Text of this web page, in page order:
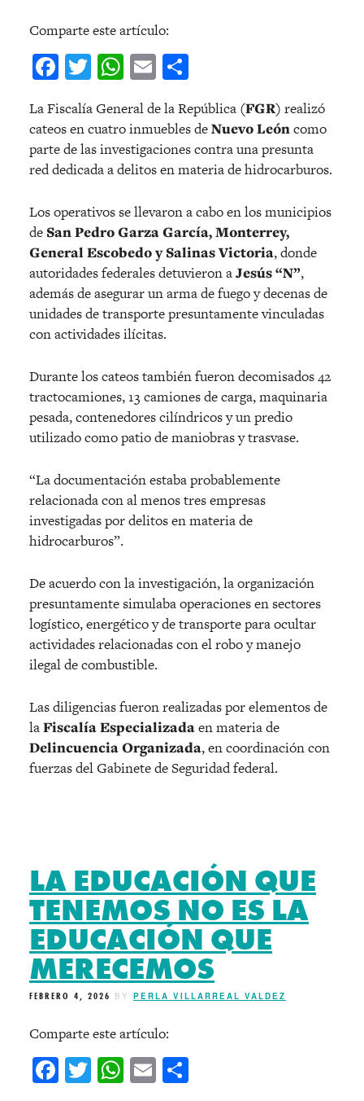
Comparte este artículo:
Facebook
Twitter
WhatsApp
Email
La Fiscalía General de la República (FGR) realizó
cateos en cuatro inmuebles deNuevo Leóncomo
parte de las investigaciones contra una presunta
red dedicada a delitos en materia de hidrocarburos.
Los operativos se llevaron a cabo en los municipios
de San Pedro Garza García, Monterrey,
General Escobedo y Salinas Victoria, donde
autoridades federales detuvieron aJesús “N”,
además de asegurar un arma de fuego y decenas de
unidades de transporte presuntamente vinculadas
con actividades ilícitas.
Durante los cateos también fueron decomisados 42
tractocamiones, 13 camiones de carga, maquinaria
pesada, contenedores cilíndricos y un predio
utilizado como patio de maniobras y trasvase.
“La documentación estaba probablemente
relacionada con al menos tres empresas
investigadas por delitos en materia de
hidrocarburos”.
De acuerdo con la investigación, la organización
presuntamente simulaba operaciones en sectores
logístico, energético y de transporte para ocultar
actividades relacionadas con el robo y manejo
ilegal de combustible.
Las diligencias fueron realizadas por elementos de
laFiscalía Especializadaen materia de
Delincuencia Organizada, en coordinación con
fuerzas del Gabinete de Seguridad federal.
LA EDUCACIÓN QUE
TENEMOS NO ES LA
EDUCACIÓN QUE
MERECEMOS
FEBRERO 4, 2026 BY PERLA VILLARREAL VALDEZ
Comparte este artículo:
Facebook
Twitter
WhatsApp
Email